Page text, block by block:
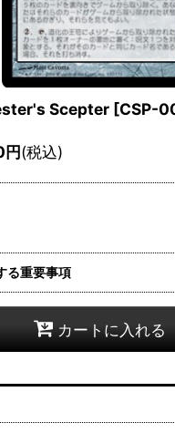
Scepter [CSP-
円(税込)
る重要事項
カートに入れる